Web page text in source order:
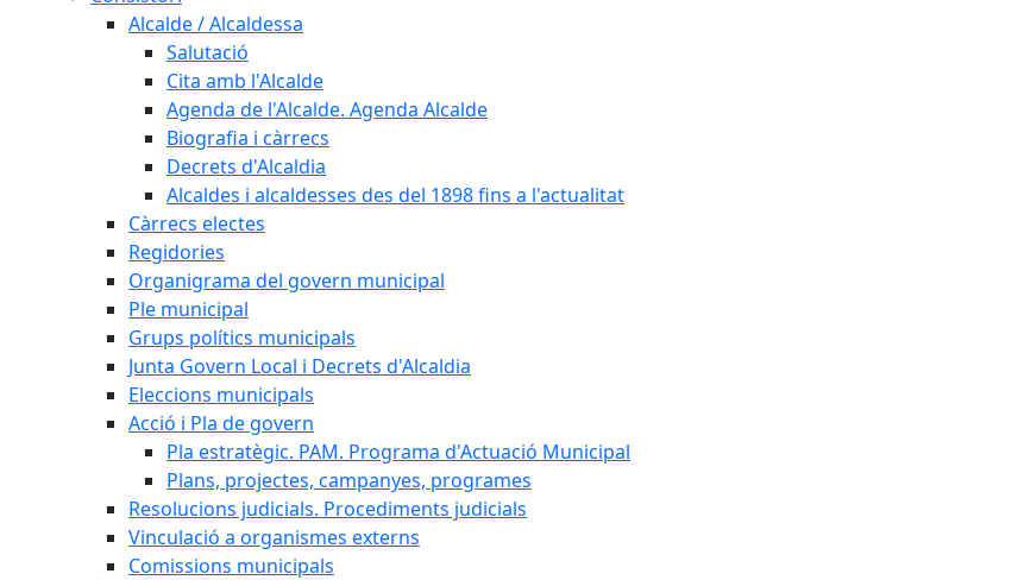
Alcalde / Alcaldessa
Salutació
Cita amb l'Alcalde
Agenda de l'Alcalde. Agenda Alcalde
Biografia i càrrecs
Decrets d'Alcaldia
Alcaldes i alcaldesses des del 1898 fins a l'actualitat
Càrrecs electes
Regidories
Organigrama del govern municipal
Ple municipal
Grups polítics municipals
Junta Govern Local i Decrets d'Alcaldia
Eleccions municipals
Acció i Pla de govern
Pla estratègic. PAM. Programa d'Actuació Municipal
Plans, projectes, campanyes, programes
Resolucions judicials. Procediments judicials
Vinculació a organismes externs
Comissions municipals